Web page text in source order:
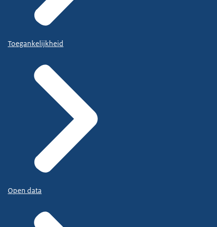
Toegankelijkheid
Open data